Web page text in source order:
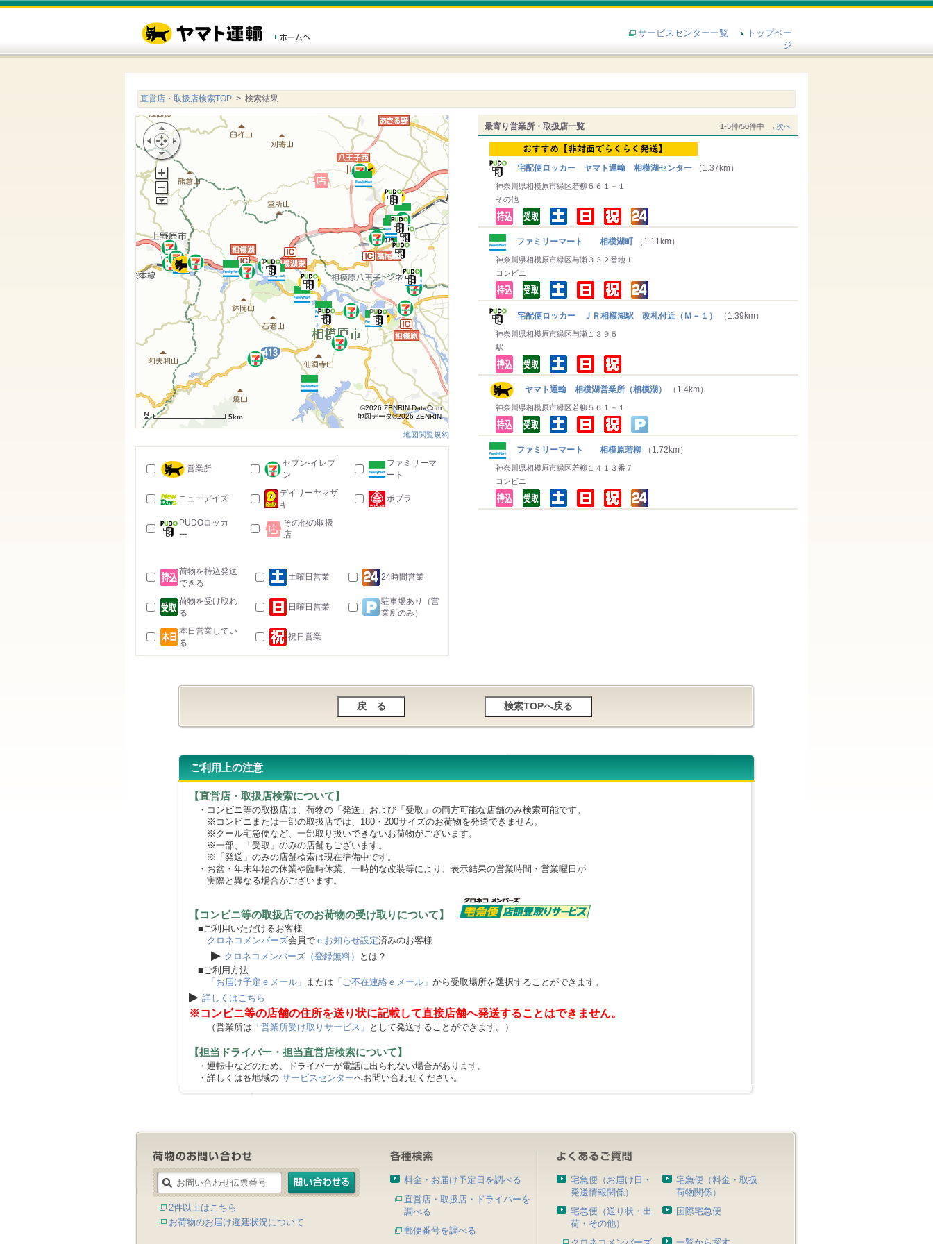
サービスセンター一覧
トップペー
ジ
直営店・取扱店検索TOP > 検索結果
最寄り営業所・取扱店一覧 1-5件/50件中 →次へ
宅配便ロッカー ヤマト運輸 相模湖センター （1.37km）
神奈川県相模原市緑区若柳５６１－１
その他
ファミリーマート 相模湖町 （1.11km）
神奈川県相模原市緑区与瀬３３２番地１
コンビニ
宅配便ロッカー ＪＲ相模湖駅 改札付近（Ｍ－１） （1.39km）
神奈川県相模原市緑区与瀬１３９５
駅
ヤマト運輸 相模湖営業所（相模湖） （1.4km）
神奈川県相模原市緑区若柳５６１－１
ファミリーマート 相模原若柳 （1.72km）
神奈川県相模原市緑区若柳１４１３番７
コンビニ
5km
©2026 ZENRIN DataCom
地図データ©2026 ZENRIN
地図閲覧規約
営業所
セブン-イレブ
ン
ファミリーマ
ート
ニューデイズ
デイリーヤマザ
キ
ポプラ
PUDOロッカ
ー
その他の取扱
店
荷物を持込発送
できる
土曜日営業 24時間営業
荷物を受け取れ
る
日曜日営業
駐車場あり（営
業所のみ）
本日営業してい
る
祝日営業
ご利用上の注意
【直営店・取扱店検索について】
・コンビニ等の取扱店は、荷物の「発送」および「受取」の両方可能な店舗のみ検索可能です。
※コンビニまたは一部の取扱店では、180・200サイズのお荷物を発送できません。
※クール宅急便など、一部取り扱いできないお荷物がございます。
※一部、「受取」のみの店舗もございます。
※「発送」のみの店舗検索は現在準備中です。
・お盆・年末年始の休業や臨時休業、一時的な改装等により、表示結果の営業時間・営業曜日が
実際と異なる場合がございます。
【コンビニ等の取扱店でのお荷物の受け取りについて】
■ご利用いただけるお客様
クロネコメンバーズ会員で ｅお知らせ設定済みのお客様
▶ クロネコメンバーズ（登録無料）
とは？
■ご利用方法
「お届け予定ｅメール」 または 「ご不在連絡ｅメール」 から受取場所を選択することができます。
▶ 詳しくはこちら
※コンビニ等の店舗の住所を送り状に記載して直接店舗へ発送することはできません。
（営業所は 「営業所受け取りサービス」 として発送することができます。）
【担当ドライバー・担当直営店検索について】
・運転中などのため、ドライバーが電話に出られない場合があります。
・詳しくは各地域の サービスセンターへお問い合わせください。
2件以上はこちら
お荷物のお届け遅延状況について
料金・お届け予定日を調べる
直営店・取扱店・ドライバーを
調べる
郵便番号を調べる
宅急便（お届け日・
発送情報関係）
宅急便（料金・取扱
荷物関係）
宅急便（送り状・出
荷・その他）
国際宅急便